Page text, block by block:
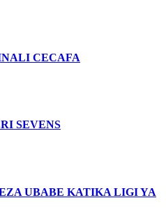
CECAFA
SEVENS
UBABE KATIKA LIGI YA